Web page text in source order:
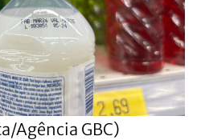
Agência GBC)